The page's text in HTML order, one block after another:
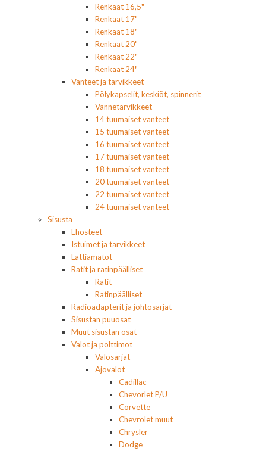
Renkaat 16,5"
Renkaat 17"
Renkaat 18"
Renkaat 20"
Renkaat 22"
Renkaat 24"
Vanteet ja tarvikkeet
Pölykapselit, keskiöt, spinnerit
Vannetarvikkeet
14 tuumaiset vanteet
15 tuumaiset vanteet
16 tuumaiset vanteet
17 tuumaiset vanteet
18 tuumaiset vanteet
20 tuumaiset vanteet
22 tuumaiset vanteet
24 tuumaiset vanteet
Sisusta
Ehosteet
Istuimet ja tarvikkeet
Lattiamatot
Ratit ja ratinpäälliset
Ratit
Ratinpäälliset
Radioadapterit ja johtosarjat
Sisustan puuosat
Muut sisustan osat
Valot ja polttimot
Valosarjat
Ajovalot
Cadillac
Chevorlet P/U
Corvette
Chevrolet muut
Chrysler
Dodge